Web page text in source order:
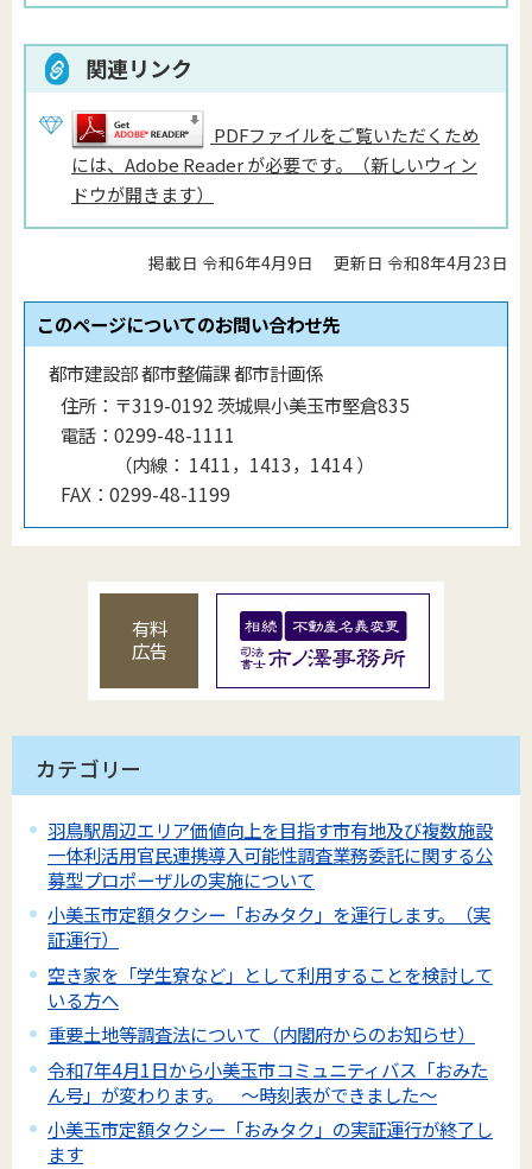
関連リンク
PDFファイルをご覧いただくため
には、Adobe Reader が必要です。（新しいウィン
ドウが開きます）
掲載日 令和6年4月9日 更新日 令和8年4月23日
このページについてのお問い合わせ先
都市建設部 都市整備課 都市計画係
住所： 〒319-0192 茨城県小美玉市堅倉835
電話： 0299-48-1111
（内線 ： 1411，1413，1414）
FAX： 0299-48-1199
有料
広告
カテゴリー
羽鳥駅周辺エリア価値向上を目指す市有地及び複数施設
一体利活用官民連携導入可能性調査業務委託に関する公
募型プロポーザルの実施について
小美玉市定額タクシー「おみタク」を運行します。（実
証運行）
空き家を「学生寮など」として利用することを検討して
いる方へ
重要土地等調査法について（内閣府からのお知らせ）
令和7年4月1日から小美玉市コミュニティバス「おみた
ん号」が変わります。 ～時刻表ができました～
小美玉市定額タクシー「おみタク」の実証運行が終了し
ます